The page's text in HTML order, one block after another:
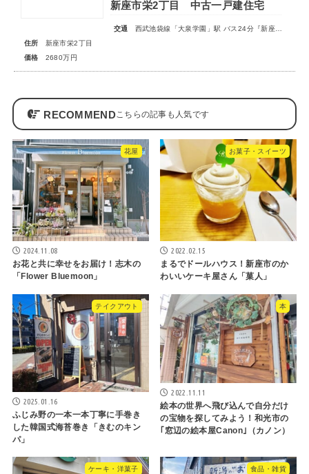
新座市栄2丁目 中古一戸建住宅
交通
西武池袋線「大泉学園」駅 バス24分『新座栄』停歩3分
住所
新座市栄2丁目
価格
2680万円
RECOMMEND
花屋
2024.11.08
お花と共に幸せをお届け！志木の
「Flower Bluemoon」
お菓子・スイーツ
2022.02.15
まるでドールハウス！新座市のか
わいいケーキ屋さん「菓人」
テイクアウト
2025.01.16
ふじみ野の一本一本丁寧に手巻き
した韓国式海苔巻き「きむのキン
パ」
本
2022.11.11
絵本の世界へ飛び込んで自分だけ
の宝物を探してみよう！和光市の
｢窓辺の絵本屋Canon｣（カノン）
ケーキ・洋菓子 食品・雑貨